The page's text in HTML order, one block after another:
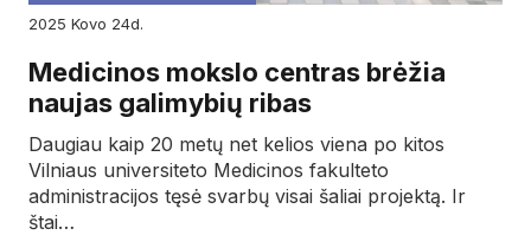
2025
kovo 24d.
Medicinos mokslo centras brėžia
naujas galimybių ribas
Daugiau kaip 20 metų net kelios viena po kitos
Vilniaus universiteto Medicinos fakulteto
administracijos tęsė svarbų visai šaliai projektą. Ir
štai…